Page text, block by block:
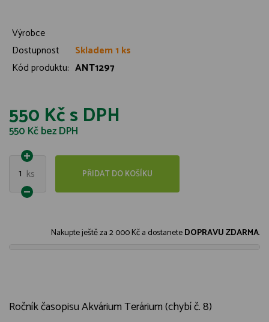
Výrobce
Dostupnost
Skladem 1 ks
Kód produktu: ANT1297
550 Kčs DPH
550 Kčbez DPH
1 ks PŘIDAT DO KOŠÍKU
Nakupte ještě za2 000 Kča dostaneteDOPRAVU ZDARMA.
Ročník časopisu Akvárium Terárium (chybí č. 8)